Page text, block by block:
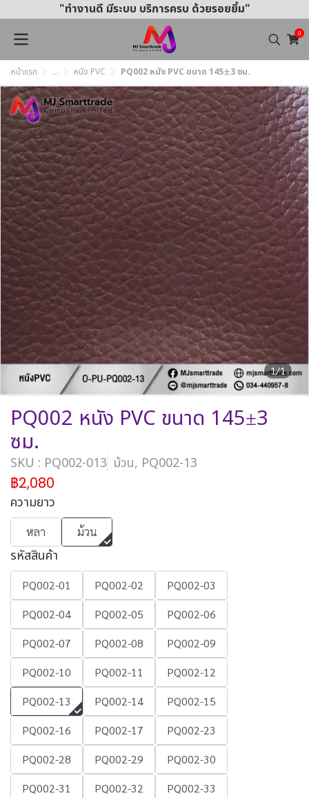
"ทำงานดี มีระบบ บริการครบ ด้วยรอยยิ้ม"
0
หน้าแรก ... หนัง PVC PQ002 หนัง PVC ขนาด 145±3 ซม.
1/1
PQ002 หนัง PVC ขนาด 145±3
ซม.
SKU : PQ002-013 ม้วน, PQ002-13
฿2,080
ความยาว
หลา ม้วน
รหัสสินค้า
PQ002-01 PQ002-02
PQ002-03
PQ002-04
PQ002-05
PQ002-06
PQ002-07
PQ002-08
PQ002-09
PQ002-10
PQ002-11
PQ002-12
PQ002-13
PQ002-14
PQ002-15
PQ002-16
PQ002-17
PQ002-23
PQ002-28
PQ002-29
PQ002-30
PQ002-31
PQ002-32
PQ002-33